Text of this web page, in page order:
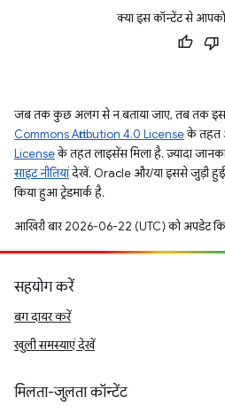
क्या इस कॉन्टेंट से
जब तक कुछ अलग से न बताया जाए, तब तक इस
Commons Attribution 4.0 Licenseके तहत
Licenseके तहत लाइसेंस मिला है. ज़्यादा
साइट नीतियांदेखें. Oracle और/या इससे जुड़ी हुई
किया हुआ ट्रेडमार्क है.
आखिरी बार 2026-06-22 (UTC) को अपडेट
सहयोग करें
बग दायर करें
खुली समस्याएं देखें
मिलता-जुलता कॉन्टेंट